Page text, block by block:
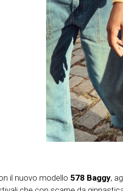
il nuovo modello 578 Baggy,